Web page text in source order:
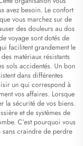
avez besoin. Le confort
vous marchez sur de
des douleurs au dos
voyage sont dotés de
facilitent grandement le
matériaux résistants
sols accidentés. Un bon
dans différentes
un qui correspond à
vos affaires. Lorsque
la sécurité de vos biens.
et de systèmes de
C’est pourquoi vous
craindre de perdre